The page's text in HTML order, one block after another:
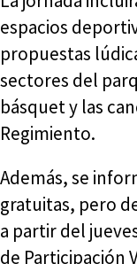
espacios
propuestas
sectores del
básquet y las
Regimiento.
Además, se
gratuitas, pero
a partir del
de Participación